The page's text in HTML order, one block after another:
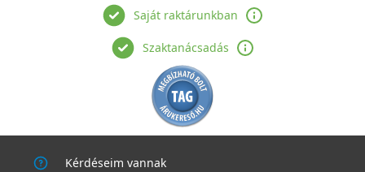
Saját raktárunkban
Szaktanácsadás
Kérdéseim vannak